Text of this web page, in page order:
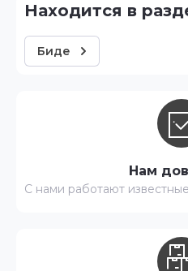
Находится в
Биде
Нам
С нами работают